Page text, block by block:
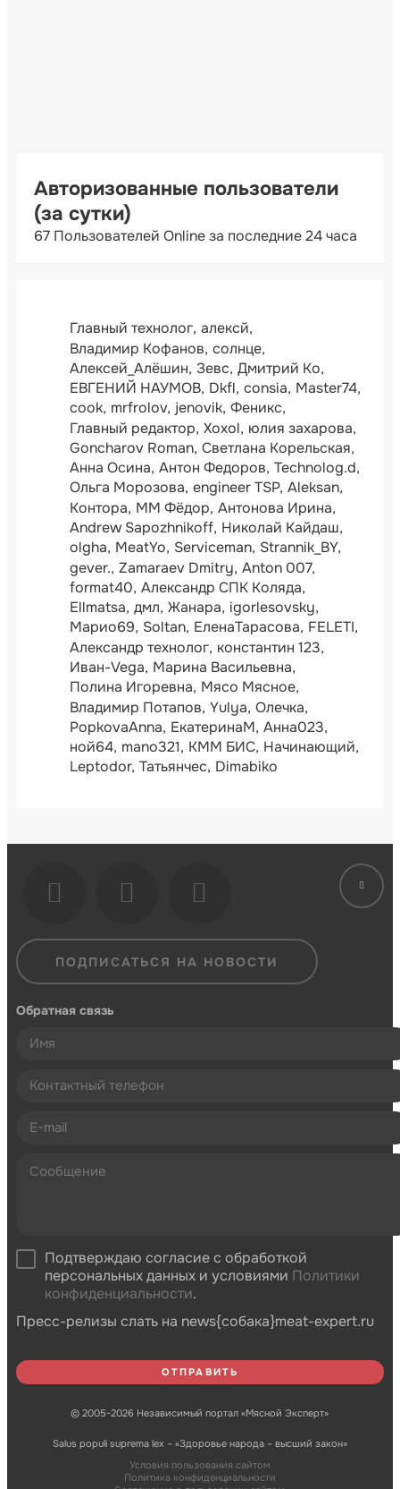
Авторизованные пользователи
(за сутки)
67 Пользователей Online за последние 24 часа
Главный технолог алексй
Владимир Кофанов солнце
Алексей_Алёшин Зевс Дмитрий Ко
ЕВГЕНИЙ НАУМОВ Dkfl consia Master74
cook mrfrolov jenovik Феникс
Главный редактор Xoxol юлия захарова
Goncharov Roman Светлана Корельская
Анна Осина Антон Федоров Technolog.d
Ольга Морозова engineer TSP Aleksan
Контора ММ Фёдор Антонова Ирина
Andrew Sapozhnikoff Николай Кайдаш
olgha MeatYo Serviceman Strannik_BY
gever. Zamaraev Dmitry Anton 007
format40 Александр СПК Коляда
Ellmatsa дмл Жанара igorlesovsky
Марио69 Soltan ЕленаТарасова FELETI
Александр технолог константин 123
Иван-Vega Марина Васильевна
Полина Игоревна Мясо Мясное
Владимир Потапов Yulya Олечка
PopkovaAnna ЕкатеринаМ Анна023
ной64 mano321 КММ БИС Начинающий
Leptodor Татьянчес Dimabiko
ПОДПИСАТЬСЯ НА НОВОСТИ
Обратная связь
Подтверждаю согласие с обработкой
персональных данных и условиями Политики
конфиденциальности.
Пресс-релизы слать на news{собака}meat-expert.ru
© 2005-2026 Независимый портал «Мясной Эксперт»
Salus populi suprema lex – «Здоровье народа – высший закон»
Условия пользования сайтом
Политика конфиденциальности